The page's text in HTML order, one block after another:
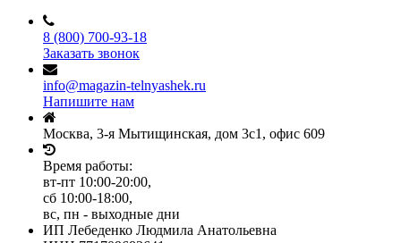
8 (800) 700-93-18
Заказать звонок
info@magazin-telnyashek.ru
Напишите нам
Москва, 3-я Мытищинская, дом 3с1, офис 609
Время работы:
вт-пт 10:00-20:00,
сб 10:00-18:00,
вс, пн - выходные дни
ИП Лебеденко Людмила Анатольевна